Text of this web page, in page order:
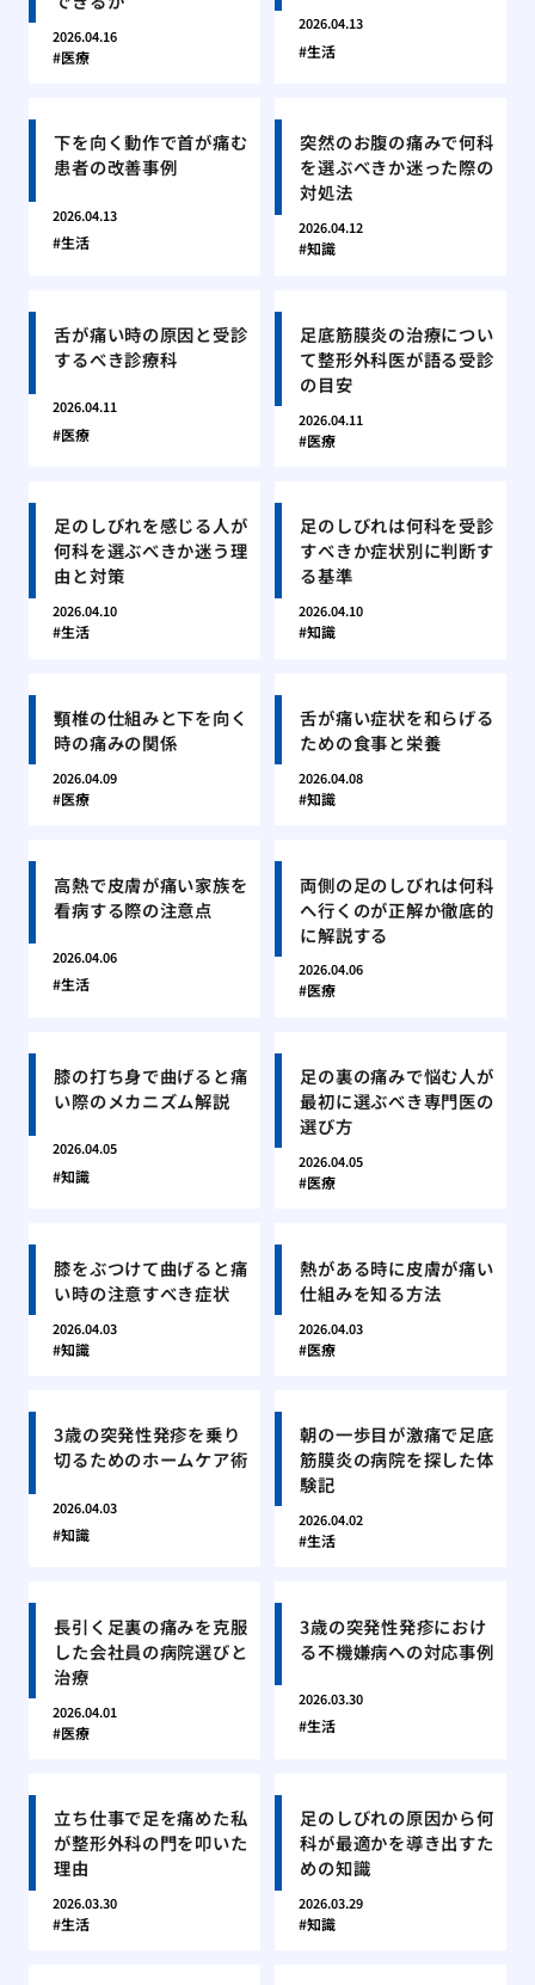
2026.04.16
医療
2026.04.13
生活
下を向く動作で首が痛む
患者の改善事例
2026.04.13
生活
突然のお腹の痛みで何科
を選ぶべきか迷った際の
対処法
2026.04.12
知識
舌が痛い時の原因と受診
するべき診療科
2026.04.11
医療
足底筋膜炎の治療につい
て整形外科医が語る受診
の目安
2026.04.11
医療
足のしびれを感じる人が
何科を選ぶべきか迷う理
由と対策
2026.04.10
生活
足のしびれは何科を受診
すべきか症状別に判断す
る基準
2026.04.10
知識
頸椎の仕組みと下を向く
時の痛みの関係
2026.04.09
医療
舌が痛い症状を和らげる
ための食事と栄養
2026.04.08
知識
高熱で皮膚が痛い家族を
看病する際の注意点
2026.04.06
生活
両側の足のしびれは何科
へ行くのが正解か徹底的
に解説する
2026.04.06
医療
膝の打ち身で曲げると痛
い際のメカニズム解説
2026.04.05
知識
足の裏の痛みで悩む人が
最初に選ぶべき専門医の
選び方
2026.04.05
医療
膝をぶつけて曲げると痛
い時の注意すべき症状
2026.04.03
知識
熱がある時に皮膚が痛い
仕組みを知る方法
2026.04.03
医療
3歳の突発性発疹を乗り
切るためのホームケア術
2026.04.03
知識
朝の一歩目が激痛で足底
筋膜炎の病院を探した体
験記
2026.04.02
生活
長引く足裏の痛みを克服
した会社員の病院選びと
治療
2026.04.01
医療
3歳の突発性発疹におけ
る不機嫌病への対応事例
2026.03.30
生活
立ち仕事で足を痛めた私
が整形外科の門を叩いた
理由
2026.03.30
生活
足のしびれの原因から何
科が最適かを導き出すた
めの知識
2026.03.29
知識